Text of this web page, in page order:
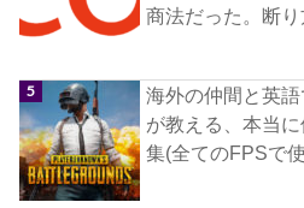
商法だった。断
海外の仲間と英
が教える、本当
集(全てのFPSで